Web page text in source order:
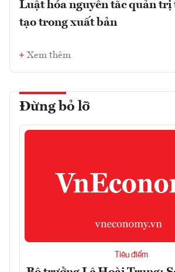
Luật hóa nguyên tắc quản
tạo trong xuất bản
Xem thêm
Đừng bỏ lỡ
Tiêu điểm